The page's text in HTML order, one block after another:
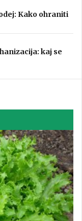
Kako ohraniti
kaj se